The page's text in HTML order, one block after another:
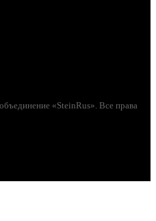
«SteinRus». Все права